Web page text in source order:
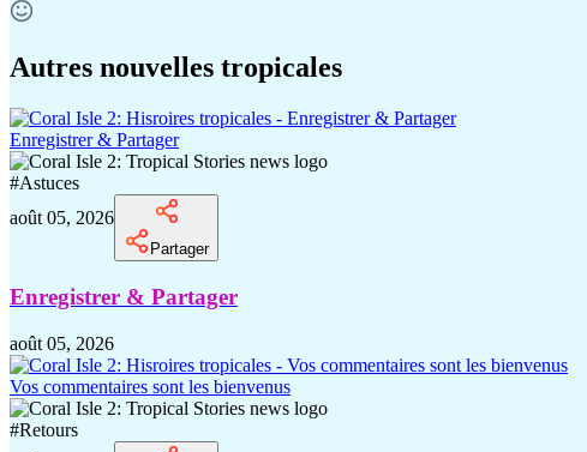
Autres nouvelles tropicales
Enregistrer & Partager
#Astuces
août 05, 2026
Partager
Enregistrer & Partager
août 05, 2026
Vos commentaires sont les bienvenus
#Retours